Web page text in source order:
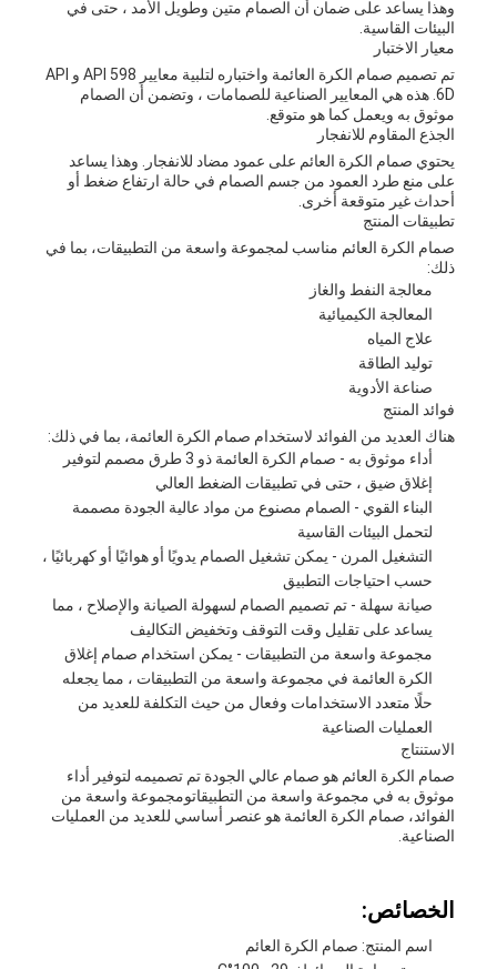
وهذا يساعد على ضمان أن الصمام متين وطويل الأمد ، حتى في
البيئات القاسية.
معيار الاختبار
تم تصميم صمام الكرة العائمة واختباره لتلبية معايير API 598 و API
6D. هذه هي المعايير الصناعية للصمامات ، وتضمن أن الصمام
موثوق به ويعمل كما هو متوقع.
الجذع المقاوم للانفجار
يحتوي صمام الكرة العائم على عمود مضاد للانفجار. وهذا يساعد
على منع طرد العمود من جسم الصمام في حالة ارتفاع ضغط أو
أحداث غير متوقعة أخرى.
تطبيقات المنتج
صمام الكرة العائم مناسب لمجموعة واسعة من التطبيقات، بما في
ذلك:
معالجة النفط والغاز
المعالجة الكيميائية
علاج المياه
توليد الطاقة
صناعة الأدوية
فوائد المنتج
هناك العديد من الفوائد لاستخدام صمام الكرة العائمة، بما في ذلك:
أداء موثوق به - صمام الكرة العائمة ذو 3 طرق مصمم لتوفير
إغلاق ضيق ، حتى في تطبيقات الضغط العالي
البناء القوي - الصمام مصنوع من مواد عالية الجودة مصممة
لتحمل البيئات القاسية
التشغيل المرن - يمكن تشغيل الصمام يدويًا أو هوائيًا أو كهربائيًا ،
حسب احتياجات التطبيق
صيانة سهلة - تم تصميم الصمام لسهولة الصيانة والإصلاح ، مما
يساعد على تقليل وقت التوقف وتخفيض التكاليف
مجموعة واسعة من التطبيقات - يمكن استخدام صمام إغلاق
الكرة العائمة في مجموعة واسعة من التطبيقات ، مما يجعله
حلًا متعدد الاستخدامات وفعال من حيث التكلفة للعديد من
العمليات الصناعية
الاستنتاج
صمام الكرة العائم هو صمام عالي الجودة تم تصميمه لتوفير أداء
موثوق به في مجموعة واسعة من التطبيقاتومجموعة واسعة من
الفوائد، صمام الكرة العائمة هو عنصر أساسي للعديد من العمليات
الصناعية.
الخصائص:
اسم المنتج: صمام الكرة العائم